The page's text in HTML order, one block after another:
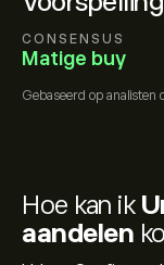
CONSENSUS
Matige buy
Gebaseerd op analisten
Hoe kan ik
aandelen